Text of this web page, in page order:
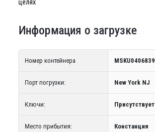
целях
Информация о загрузке
Номер контейнера MSKU0406839
Порт погрузки: New York NJ
Ключи: Присутствует
Место прибытия: Констанция